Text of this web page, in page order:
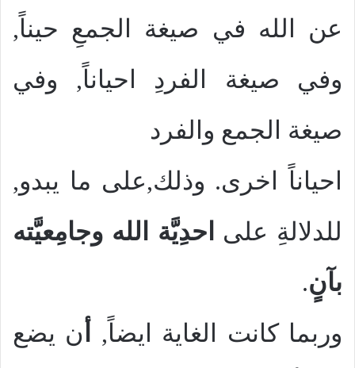
عن الله في صيغة الجمعِ حيناً,
وفي صيغة الفردِ احياناً, وفي
صيغة الجمع والفرد
احياناً اخرى. وذلك,على ما يبدو,
للدلالةِ على
احدِيَّة الله وجامِعيَّته
بآنٍ.
وربما كانت الغاية ايضاً,
ن يضع